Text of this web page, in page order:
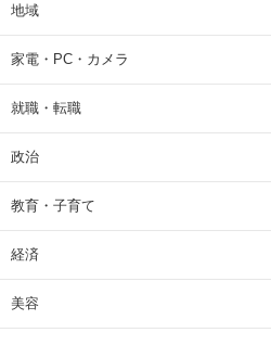
地域
家電・PC・カメラ
就職・転職
政治
教育・子育て
経済
美容